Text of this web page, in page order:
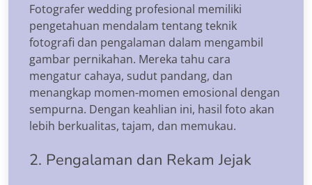
Fotografer wedding profesional memiliki
pengetahuan mendalam tentang teknik
fotografi dan pengalaman dalam mengambil
gambar pernikahan. Mereka tahu cara
mengatur cahaya, sudut pandang, dan
menangkap momen-momen emosional dengan
sempurna. Dengan keahlian ini, hasil foto akan
lebih berkualitas, tajam, dan memukau.
2. Pengalaman dan Rekam Jejak